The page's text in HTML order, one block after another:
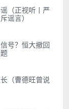
（正视听丨严
谣言）
号？恒大撤回
（曹德旺曾说